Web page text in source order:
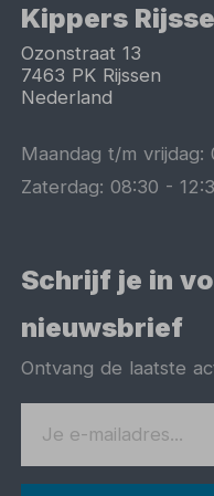
Kippers
Ozonstraat 13
7463 PK Rijssen
Nederland
Maandag t/m vrijdag:
Zaterdag:08:30 -
Schrijf je in
nieuwsbrief
Ontvang de laatste